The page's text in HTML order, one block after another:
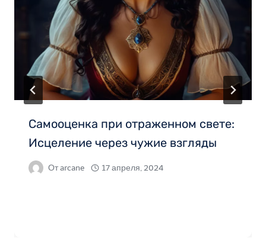
Самооценка при отраженном свете:
Исцеление через чужие взгляды
Отarcane 17 апреля, 2024